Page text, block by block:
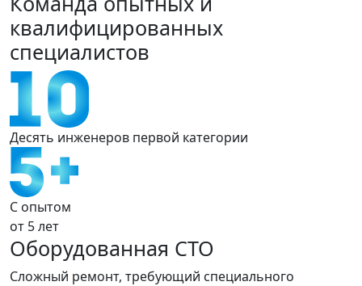
квалифицированных
специалистов
Десять инженеров первой категории
С опытом
от 5 лет
Оборудованная СТО
Сложный ремонт, требующий специального